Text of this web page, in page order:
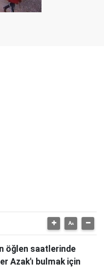
öğlen saatlerinde
Azak'ı bulmak için